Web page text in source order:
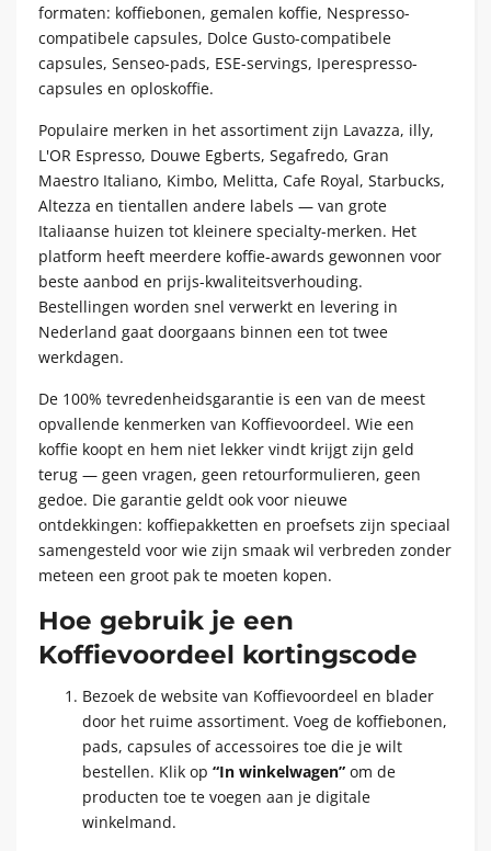
formaten: koffiebonen, gemalen koffie, Nespresso-
compatibele capsules, Dolce Gusto-compatibele
capsules, Senseo-pads, ESE-servings, Iperespresso-
capsules en oploskoffie.
Populaire merken in het assortiment zijn Lavazza, illy,
L'OR Espresso, Douwe Egberts, Segafredo, Gran
Maestro Italiano, Kimbo, Melitta, Cafe Royal, Starbucks,
Altezza en tientallen andere labels — van grote
Italiaanse huizen tot kleinere specialty-merken. Het
platform heeft meerdere koffie-awards gewonnen voor
beste aanbod en prijs-kwaliteitsverhouding.
Bestellingen worden snel verwerkt en levering in
Nederland gaat doorgaans binnen een tot twee
werkdagen.
De 100% tevredenheidsgarantie is een van de meest
opvallende kenmerken van Koffievoordeel. Wie een
koffie koopt en hem niet lekker vindt krijgt zijn geld
terug — geen vragen, geen retourformulieren, geen
gedoe. Die garantie geldt ook voor nieuwe
ontdekkingen: koffiepakketten en proefsets zijn speciaal
samengesteld voor wie zijn smaak wil verbreden zonder
meteen een groot pak te moeten kopen.
Hoe gebruik je een
Koffievoordeel kortingscode
Bezoek de website van Koffievoordeel en blader
door het ruime assortiment. Voeg de koffiebonen,
pads, capsules of accessoires toe die je wilt
bestellen. Klik op “In winkelwagen” om de
producten toe te voegen aan je digitale
winkelmand.